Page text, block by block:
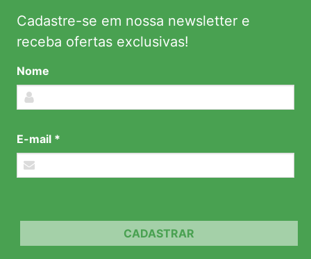
Cadastre-se em nossa newsletter e
receba ofertas exclusivas!
Nome
E-mail *
CADASTRAR